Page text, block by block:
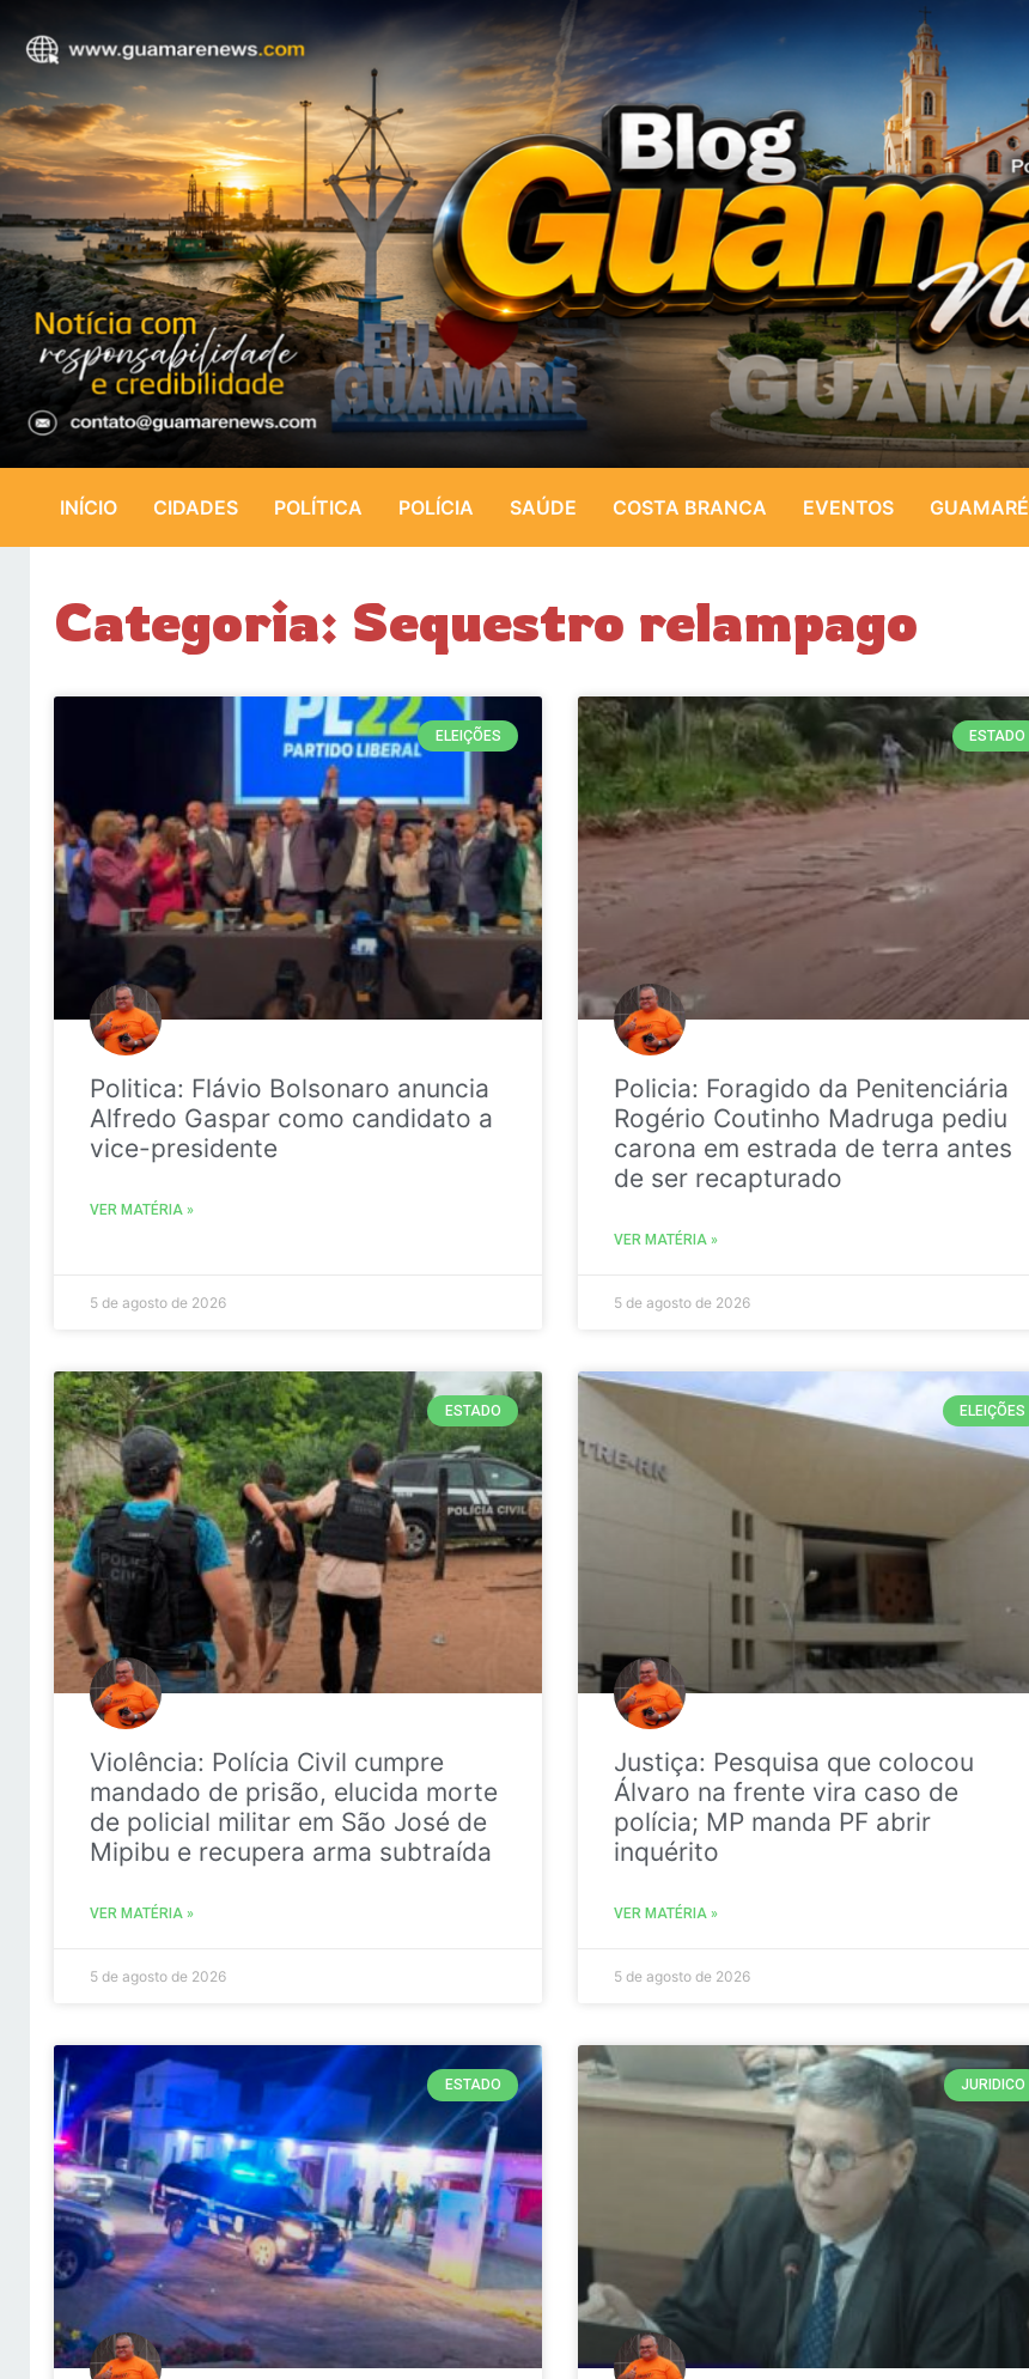
INÍCIO CIDADES POLÍTICA POLÍCIA SAÚDE COSTA BRANCA EVENTOS GUAMARÉ
Categoria: Sequestro relampago
ELEIÇÕES
Politica: Flávio Bolsonaro anuncia
Alfredo Gaspar como candidato a
vice-presidente
VER MATÉRIA »
5 de agosto de 2026
ESTADO
Policia: Foragido da Penitenciária
Rogério Coutinho Madruga pediu
carona em estrada de terra antes
de ser recapturado
VER MATÉRIA »
5 de agosto de 2026
ESTADO
Violência: Polícia Civil cumpre
mandado de prisão, elucida morte
de policial militar em São José de
Mipibu e recupera arma subtraída
VER MATÉRIA »
5 de agosto de 2026
ELEIÇÕES
Justiça: Pesquisa que colocou
Álvaro na frente vira caso de
polícia; MP manda PF abrir
inquérito
VER MATÉRIA »
5 de agosto de 2026
ESTADO JURIDICO